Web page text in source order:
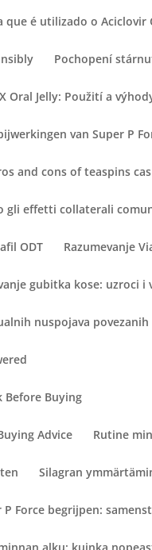
que é utilizado o Aciclovir
Pochopení
Oral Jelly: Použití a
van Super P
and cons of teaspins
gli effetti collaterali
ODT Razumevanje
gubitka kose: uzroci i
nuspojava
Before Buying
Advice Rutine
Silagran
P Force begrijpen: